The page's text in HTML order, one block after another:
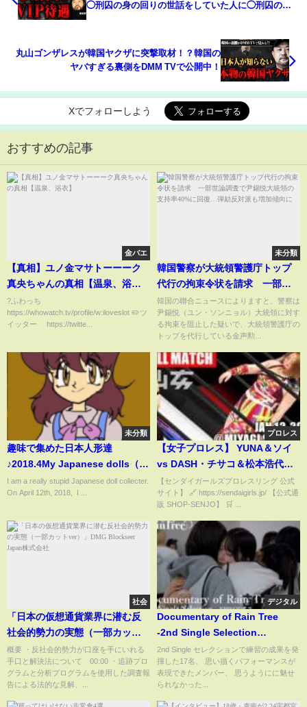
◯刑囚の身の回りの世話をしていた人に◯刑囚の生
丸山ゴンザレスが韓国ヤクザに突撃取材！？韓国の
ヤバすぎる裏側をDMM TVで公開中！
Xでフォローしよう
おすすめの記事
金バエ
【真相】ユノ金マサトーーーク
真央ちゃんの真相【温泉、浴
衣】
?ふわっち
https://whowatch.tv/profile/w:iloveslot ✏️ツ
イッター https://twitte...
未分類
韓国警察が大統領警護庁トップ
代行の拘束令状を請求 一部世
論調査で尹錫悦大統領の支持率
40%に回復…弾劾反対派も増加
傾向に
韓国の聯合ニュースによりますと、警察は
尹錫悦（ユン・ソンニョル）大統領に対す
る拘束を阻止した疑いで、大統領警護庁の
トップを代行している金声勲...
未分類
趣味で集めた日本人形達
♪2018.4My Japanese dolls（雛
段 Hina doll、市松...）
I am a really stupid Japanese doll collecter.
On April 12th, 2018, I ...
プロレス
【女子プロレス】 YUNA＆ソイ
vs DASH・チサコ＆松本浩代＜
令和アルテマパワーズ＞｜2025
年1月12日 宮城・仙台PIT
【センダイガールズプロレスリング 公式
サイト】 🔗 https://sendaigirls.jp/ 【公式通
販 SHOP-SENJO】 🛒 ...
社会
「日本の仮想通貨業界に潜む反
社会的勢力の実態（一部カット
ver）」DMG Blockseer Japan
株式会社
概要 ・反社会的勢力が口座を手にいれる
手口と解決法について 00:00 ・追跡プロ
グラムと分析プログラムを使用した調査報
告による法的な見解、...
デジタル
Documentary of Rain Tree
-2nd Single Selection
EPISODE 3-
2nd Single セレクションで練習の成果を発
揮した17名。 思い描くパフォーマンスが
表現できたメンバー、 思うようにに魅せ
られなかった...